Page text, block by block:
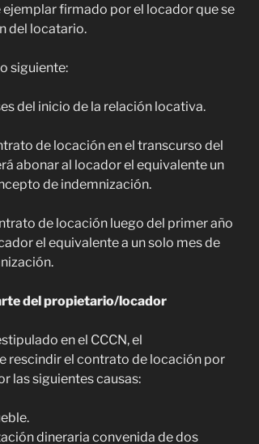
firmado por el locador que se
del locatario.
siguiente:
del inicio de la relación locativa.
de locación en el transcurso del
abonar al locador el equivalente un
de indemnización.
de locación luego del primer año
el equivalente a un solo mes de
del propietario/locador
en el CCCN, el
rescindir el contrato de locación por
las siguientes causas:
dineraria convenida de dos